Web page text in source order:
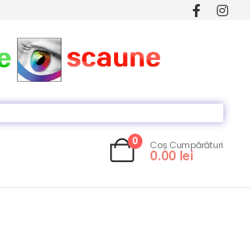
0 Coș Cumpărături
0.00 lei